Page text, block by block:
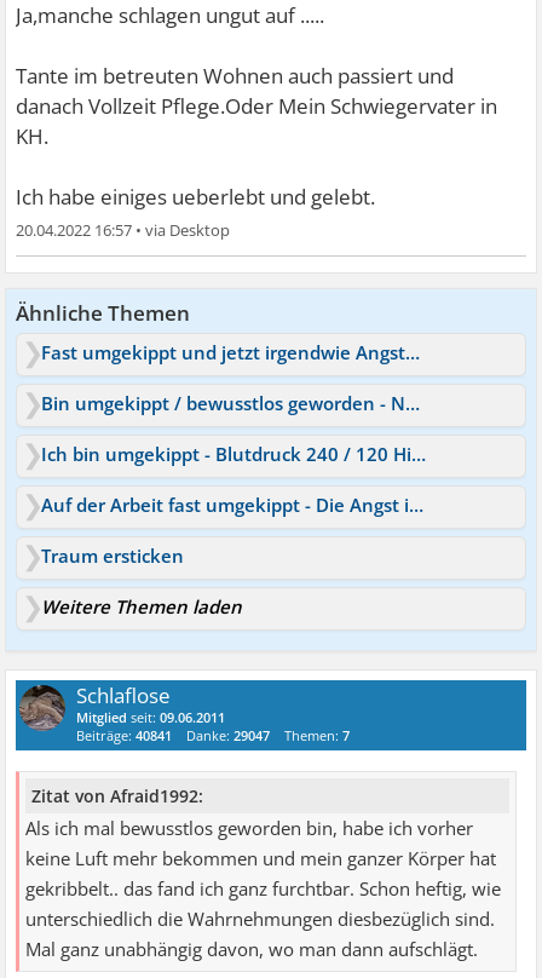
Ja,manche schlagen ungut auf .....
Tante im betreuten Wohnen auch passiert und
danach Vollzeit Pflege.Oder Mein Schwiegervater in
KH.
Ich habe einiges ueberlebt und gelebt.
20.04.2022 16:57 •
Ähnliche Themen
Fast umgekippt und jetzt irgendwie Angstgefühl
Bin umgekippt / bewusstlos geworden - Nun Angst
Ich bin umgekippt - Blutdruck 240 / 120 Hilfe
Auf der Arbeit fast umgekippt - Die Angst ist zurück
Traum ersticken
Weitere Themen laden
Schlaflose
Mitglied seit:09.06.2011
Beiträge:40841 Danke:29047 Themen:7
Zitat von Afraid1992:
Als ich mal bewusstlos geworden bin, habe ich vorher
keine Luft mehr bekommen und mein ganzer Körper hat
gekribbelt.. das fand ich ganz furchtbar. Schon heftig, wie
unterschiedlich die Wahrnehmungen diesbezüglich sind.
Mal ganz unabhängig davon, wo man dann aufschlägt.